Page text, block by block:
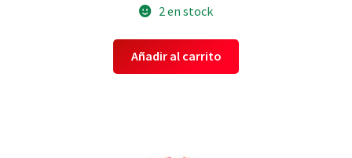
2 en stock
Añadir al carrito